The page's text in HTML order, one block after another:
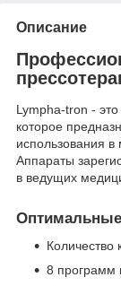
Описание
Lympha-tron -
которое
использования в
Аппараты
в ведущих
Оптимальные
Количество
8 программ